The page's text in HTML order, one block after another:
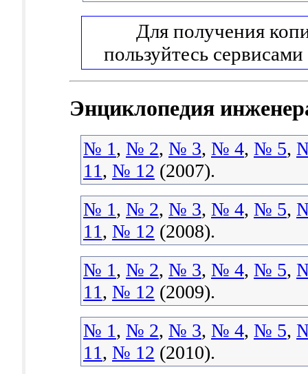
Для получения
пользуйтесь сервисами
Энциклопедия
№ 1, № 2, № 3, № 4, № 5,
11, № 12 (2007).
№ 1, № 2, № 3, № 4, № 5,
11, № 12 (2008).
№ 1, № 2, № 3, № 4, № 5,
11, № 12 (2009).
№ 1, № 2, № 3, № 4, № 5,
11, № 12 (2010).